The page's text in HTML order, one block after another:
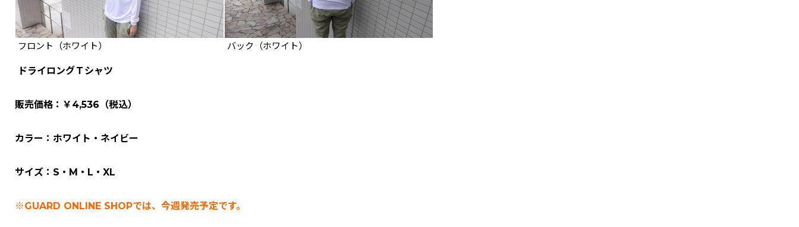
フロント（ホワイト） バック（ホワイト）
ドライ ロングＴシャツ
販売価格：￥4,536（税込）
カラー：ホワイト・ネイビー
サイズ：S・M・L・XL
※GUARD ONLINE SHOPでは、今週発売予定です。